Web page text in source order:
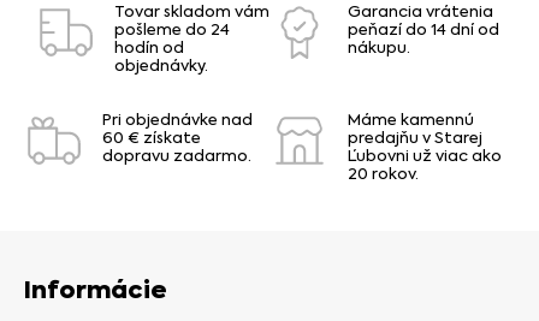
Tovar skladom vám
pošleme do 24
hodín od
objednávky.
Garancia vrátenia
peňazí do 14 dní od
nákupu.
Pri objednávke nad
60 € získate
dopravu zadarmo.
Máme kamennú
predajňu v Starej
Ľubovni už viac ako
20 rokov.
Informácie